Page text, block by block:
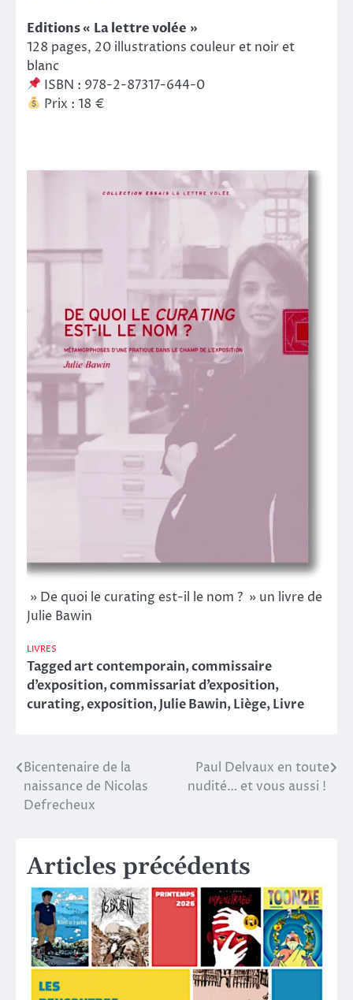
Editions « La lettre volée »
128 pages, 20 illustrations couleur et noir et
blanc
ISBN : 978-2-87317-644-0
Prix : 18 €
» De quoi le curating est-il le nom ? » un livre de
Julie Bawin
LIVRES
Taggedart contemporain,commissaire
d’exposition,commissariat d’exposition,
curating,exposition,Julie Bawin,Liège,Livre
Navigation
de
Bicentenaire de la
naissance de Nicolas
Defrecheux
Paul Delvaux en toute
nudité… et vous aussi !
Articles précédents